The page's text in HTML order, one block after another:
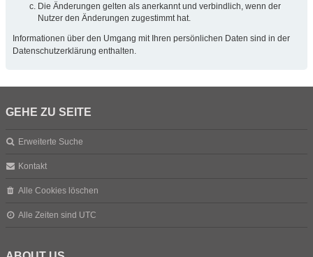
Die Änderungen gelten als anerkannt und verbindlich, wenn der
Nutzer den Änderungen zugestimmt hat.
Informationen über den Umgang mit Ihren persönlichen Daten sind in der
Datenschutzerklärung enthalten.
GEHE ZU SEITE
Erweiterte Suche
Kontakt
Alle Cookies löschen
Alle Zeiten sind UTC